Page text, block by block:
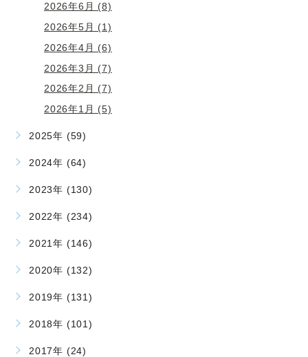
2026年6月 (8)
2026年5月 (1)
2026年4月 (6)
2026年3月 (7)
2026年2月 (7)
2026年1月 (5)
2025年 (59)
2024年 (64)
2023年 (130)
2022年 (234)
2021年 (146)
2020年 (132)
2019年 (131)
2018年 (101)
2017年 (24)